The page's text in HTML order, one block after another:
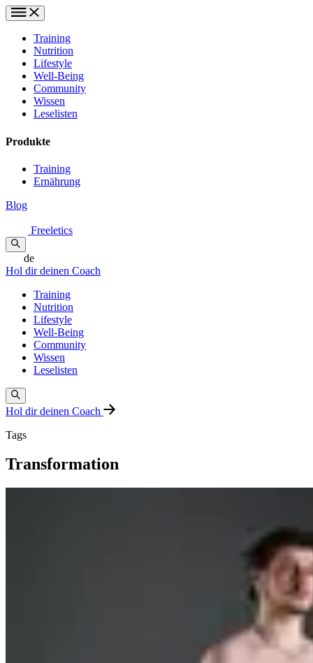
Training
Nutrition
Lifestyle
Well-Being
Community
Wissen
Leselisten
Produkte
Training
Ernährung
Blog
Freeletics
de
Hol dir deinen Coach
Training
Nutrition
Lifestyle
Well-Being
Community
Wissen
Leselisten
Hol dir deinen Coach
Tags
Transformation